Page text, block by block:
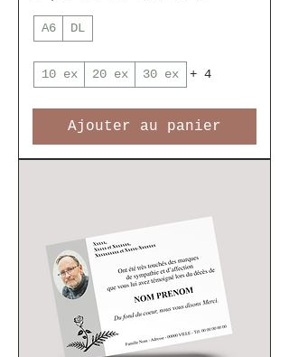
A6 DL
10 ex 20 ex 30 ex + 4
Ajouter au panier